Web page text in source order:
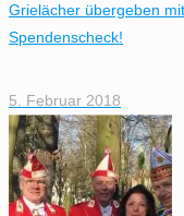
Grielächer übergeben
Spendenscheck!
5. Februar 2018